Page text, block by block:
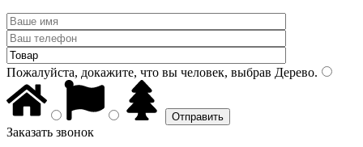
Пожалуйста, докажите, что вы человек, выбрав Дерево.
Заказать звонок